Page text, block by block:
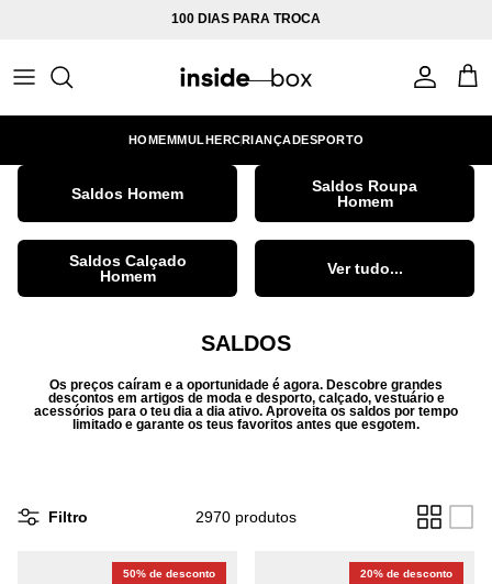
100 DIAS PARA TROCA
Conta
HOMEMMULHERCRIANÇADESPORTO
Saldos Homem
Saldos Roupa
Homem
Saldos Calçado
Homem
Ver tudo...
SALDOS
Os preços caíram e a oportunidade é agora. Descobre grandes
descontos em artigos de moda e desporto, calçado, vestuário e
acessórios para o teu dia a dia ativo. Aproveita os saldos por tempo
limitado e garante os teus favoritos antes que esgotem.
Filtro 2970 produtos
50% de desconto 20% de desconto